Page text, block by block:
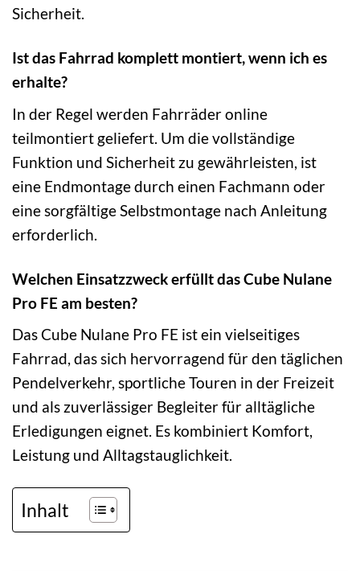
Sicherheit.
Ist das Fahrrad komplett montiert, wenn ich es
erhalte?
In der Regel werden Fahrräder online
teilmontiert geliefert. Um die vollständige
Funktion und Sicherheit zu gewährleisten, ist
eine Endmontage durch einen Fachmann oder
eine sorgfältige Selbstmontage nach Anleitung
erforderlich.
Welchen Einsatzzweck erfüllt das Cube Nulane
Pro FE am besten?
Das Cube Nulane Pro FE ist ein vielseitiges
Fahrrad, das sich hervorragend für den täglichen
Pendelverkehr, sportliche Touren in der Freizeit
und als zuverlässiger Begleiter für alltägliche
Erledigungen eignet. Es kombiniert Komfort,
Leistung und Alltagstauglichkeit.
Inhalt